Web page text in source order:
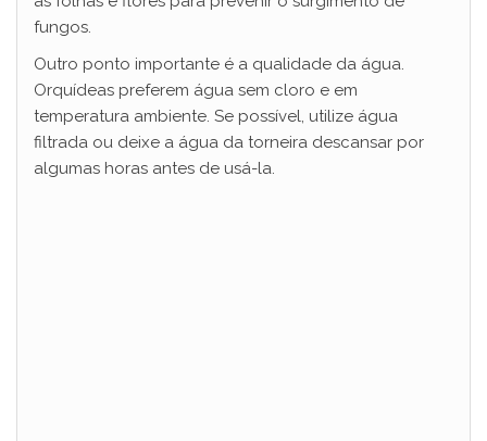
fungos.
Outro ponto importante é a qualidade da água.
Orquídeas preferem água sem cloro e em
temperatura ambiente. Se possível, utilize água
filtrada ou deixe a água da torneira descansar por
algumas horas antes de usá-la.